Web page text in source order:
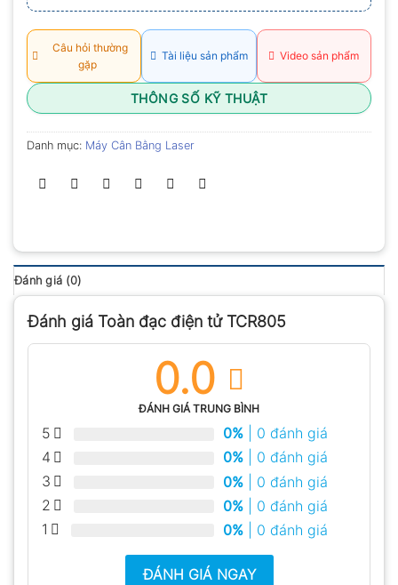
Câu hỏi thường
gặp
Tài liệu sản phẩm Video sản phẩm
THÔNG SỐ KỸ THUẬT
Danh mục: Máy Cân Bằng Laser
Đánh giá (0)
Đánh giá Toàn đạc điện tử TCR805
0.0
ĐÁNH GIÁ TRUNG BÌNH
5 0% | 0 đánh giá
4
0% | 0 đánh giá
3
0% | 0 đánh giá
2
0% | 0 đánh giá
1
0% | 0 đánh giá
ĐÁNH GIÁ NGAY